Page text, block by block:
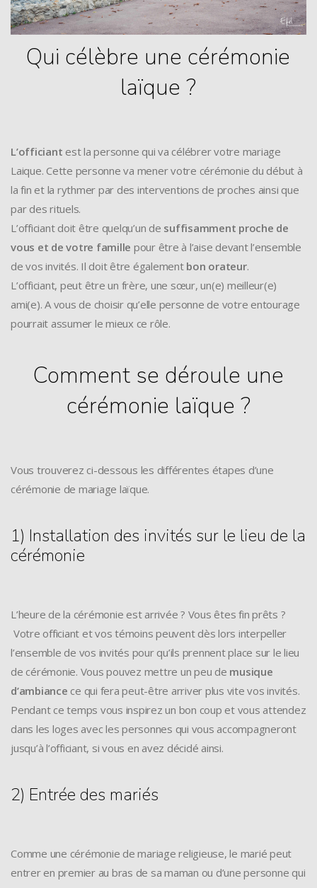
Qui célèbre une cérémonie
laïque ?
L’officiant est la personne qui va célébrer votre mariage
Laique. Cette personne va mener votre cérémonie du début à
la fin et la rythmer par des interventions de proches ainsi que
par des rituels.
L’officiant doit être quelqu’un de suffisamment proche de
vous et de votre famille pour être à l’aise devant l’ensemble
de vos invités. Il doit être également bon orateur.
L’officiant, peut être un frère, une sœur, un(e) meilleur(e)
ami(e). A vous de choisir qu’elle personne de votre entourage
pourrait assumer le mieux ce rôle.
Comment se déroule une
cérémonie laïque ?
Vous trouverez ci-dessous les différentes étapes d’une
cérémonie de mariage laïque.
1) Installation des invités sur le lieu de la
cérémonie
L’heure de la cérémonie est arrivée ? Vous êtes fin prêts ?
Votre officiant et vos témoins peuvent dès lors interpeller
l’ensemble de vos invités pour qu’ils prennent place sur le lieu
de cérémonie. Vous pouvez mettre un peu de musique
d’ambiance ce qui fera peut-être arriver plus vite vos invités.
Pendant ce temps vous inspirez un bon coup et vous attendez
dans les loges avec les personnes qui vous accompagneront
jusqu’à l’officiant, si vous en avez décidé ainsi.
2) Entrée des mariés
Comme une cérémonie de mariage religieuse, le marié peut
entrer en premier au bras de sa maman ou d’une personne qui